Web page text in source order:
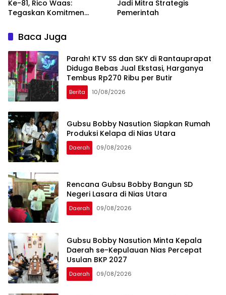
Ke-81, Rico Waas:
Tegaskan Komitmen
Jadi Mitra Strategis
Pemerintah
Baca Juga
Parah! KTV SS dan SKY di Rantauprapat
Diduga Bebas Jual Ekstasi, Harganya
Tembus Rp270 Ribu per Butir
Berita 10/08/2026
Gubsu Bobby Nasution Siapkan Rumah
Produksi Kelapa di Nias Utara
Daerah 09/08/2026
Rencana Gubsu Bobby Bangun SD
Negeri Lasara di Nias Utara
Daerah 09/08/2026
Gubsu Bobby Nasution Minta Kepala
Daerah se-Kepulauan Nias Percepat
Usulan BKP 2027
Daerah 09/08/2026